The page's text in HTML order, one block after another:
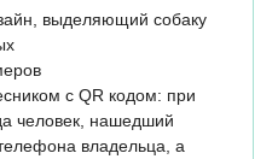
выделяющий собаку
с QR кодом: при
человек, нашедший
владельца, а